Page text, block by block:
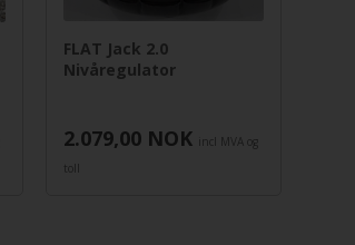
FLAT Jack 2.0
Nivåregulator
2.079,00 NOK
incl MVA og
toll